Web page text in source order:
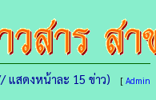
สดงหน้าละ 15 ข่าว) [ Admin